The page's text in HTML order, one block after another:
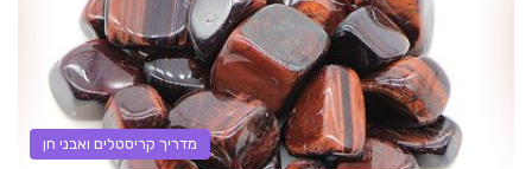
מדריך קריסטלים ואבני חן